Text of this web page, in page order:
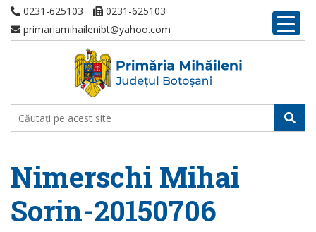
0231-625103
0231-625103
primariamihailenibt@yahoo.com
Nimerschi Mihai
Sorin-20150706